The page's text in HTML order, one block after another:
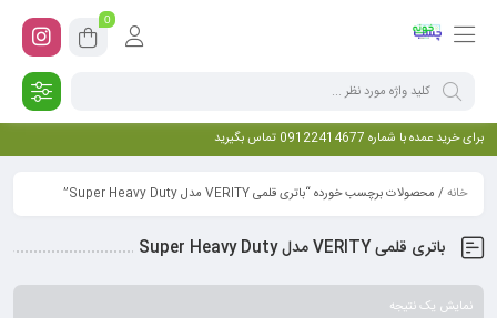
0
برای خرید عمده با شماره 09122414677 تماس بگیرید
خانه/ محصولات برچسب خورده “باتری قلمی VERITY مدل Super Heavy Duty”
باتری قلمی VERITY مدل Super Heavy Duty
نمایش یک نتیجه